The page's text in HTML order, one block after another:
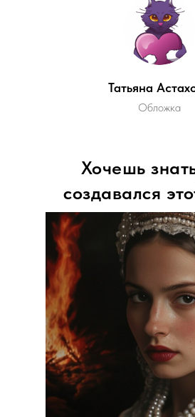
Татьяна
Обложка
Хочешь
создавался